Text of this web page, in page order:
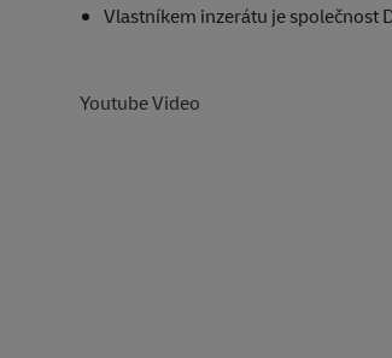
Vlastníkem inzerátu je společnost
Youtube Video